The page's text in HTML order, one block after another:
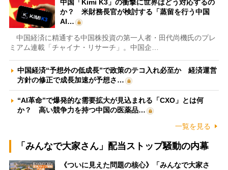
中国「Kimi K3」の衝撃に世界はどう対応するの
か？ 米財務長官が検討する「蒸留を行う中国
AI…
中国経済に精通する中国株投資の第一人者・田代尚機氏のプレ
ミアム連載「チャイナ・リサーチ」。中国企…
中国経済“予想外の低成長”で政策のテコ入れ必至か 経済運営
方針の修正で成長加速が予想さ…
“AI革命”で爆発的な需要拡大が見込まれる「CXO」とは何
か？ 高い競争力を持つ中国の医薬品…
一覧を見る
「みんなで大家さん」配当ストップ騒動の内幕
《ついに見えた問題の核心》「みんなで大家さ